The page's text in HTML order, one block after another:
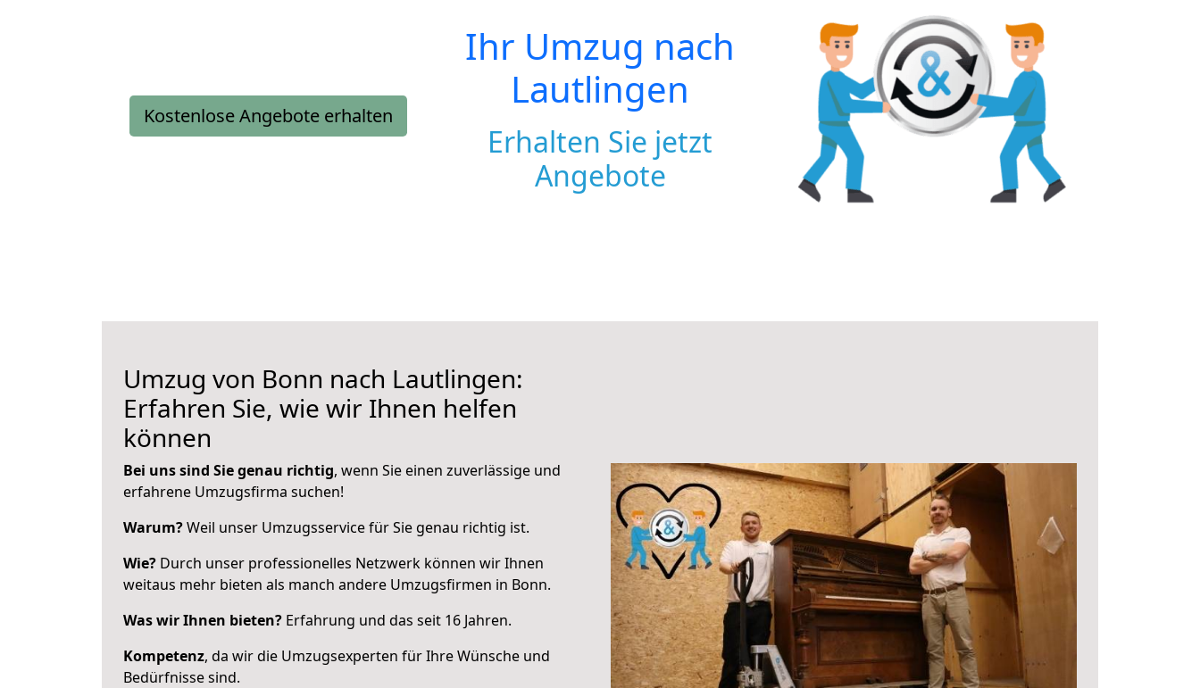
Kostenlose Angebote erhalten
Ihr Umzug nach
Lautlingen
Erhalten Sie jetzt
Angebote
Umzug von Bonn nach Lautlingen:
Erfahren Sie, wie wir Ihnen helfen
können
Bei uns sind Sie genau richtig, wenn Sie einen zuverlässige und
erfahrene Umzugsfirma suchen!
Warum?Weil unser Umzugsservice für Sie genau richtig ist.
Wie? Durch unser professionelles Netzwerk können wir Ihnen
weitaus mehr bieten als manch andere Umzugsfirmen in Bonn.
Was wir Ihnen bieten? Erfahrung und das seit 16 Jahren.
Kompetenz, da wir die Umzugsexperten für Ihre Wünsche und
Bedürfnisse sind.